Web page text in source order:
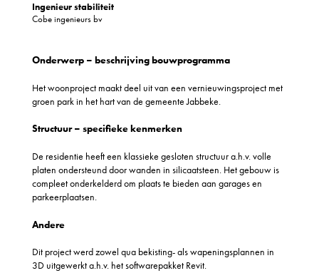
Ingenieur stabiliteit
Cobe ingenieurs bv
Onderwerp – beschrijving bouwprogramma
Het woonproject maakt deel uit van een vernieuwingsproject met
groen park in het hart van de gemeente Jabbeke.
Structuur – specifieke kenmerken
De residentie heeft een klassieke gesloten structuur a.h.v. volle
platen ondersteund door wanden in silicaatsteen. Het gebouw is
compleet onderkelderd om plaats te bieden aan garages en
parkeerplaatsen.
Andere
Dit project werd zowel qua bekisting- als wapeningsplannen in
3D uitgewerkt a.h.v. het softwarepakket Revit.